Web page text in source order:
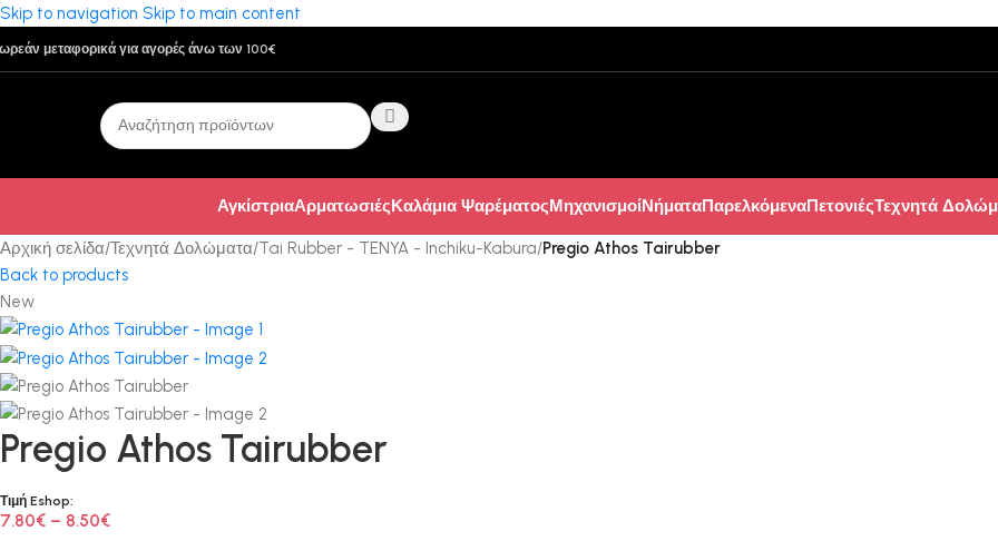
Skip to navigation Skip to main content
μεταφορικά για αγορές άνω των 100€
ΑγκίστριαΑρματωσιέςΚαλάμια ΨαρέματοςΜηχανισμοίΝήματαΠαρελκόμεναΠετονιέςΤεχνητά
Αρχική σελίδα/Τεχνητά Δολώματα/Tai Rubber - TENYA - Inchiku-Kabura/Pregio Athos Tairubber
Back to products
New
Pregio Athos Tairubber
Τιμή Eshop:
7.80€ – 8.50€